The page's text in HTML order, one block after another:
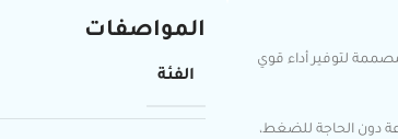
لتوفير أداء قوي
دون الحاجة للضغط،
المواصفات
الفئة